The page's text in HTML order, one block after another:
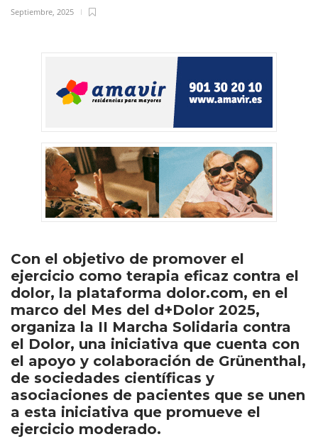
Septiembre, 2025
Con el objetivo de promover el
ejercicio como terapia eficaz contra el
dolor, la plataforma dolor.com, en el
marco del Mes del d+Dolor 2025,
organiza la II Marcha Solidaria contra
el Dolor, una iniciativa que cuenta con
el apoyo y colaboración de Grünenthal,
de sociedades científicas y
asociaciones de pacientes que se unen
a esta iniciativa que promueve el
ejercicio moderado.